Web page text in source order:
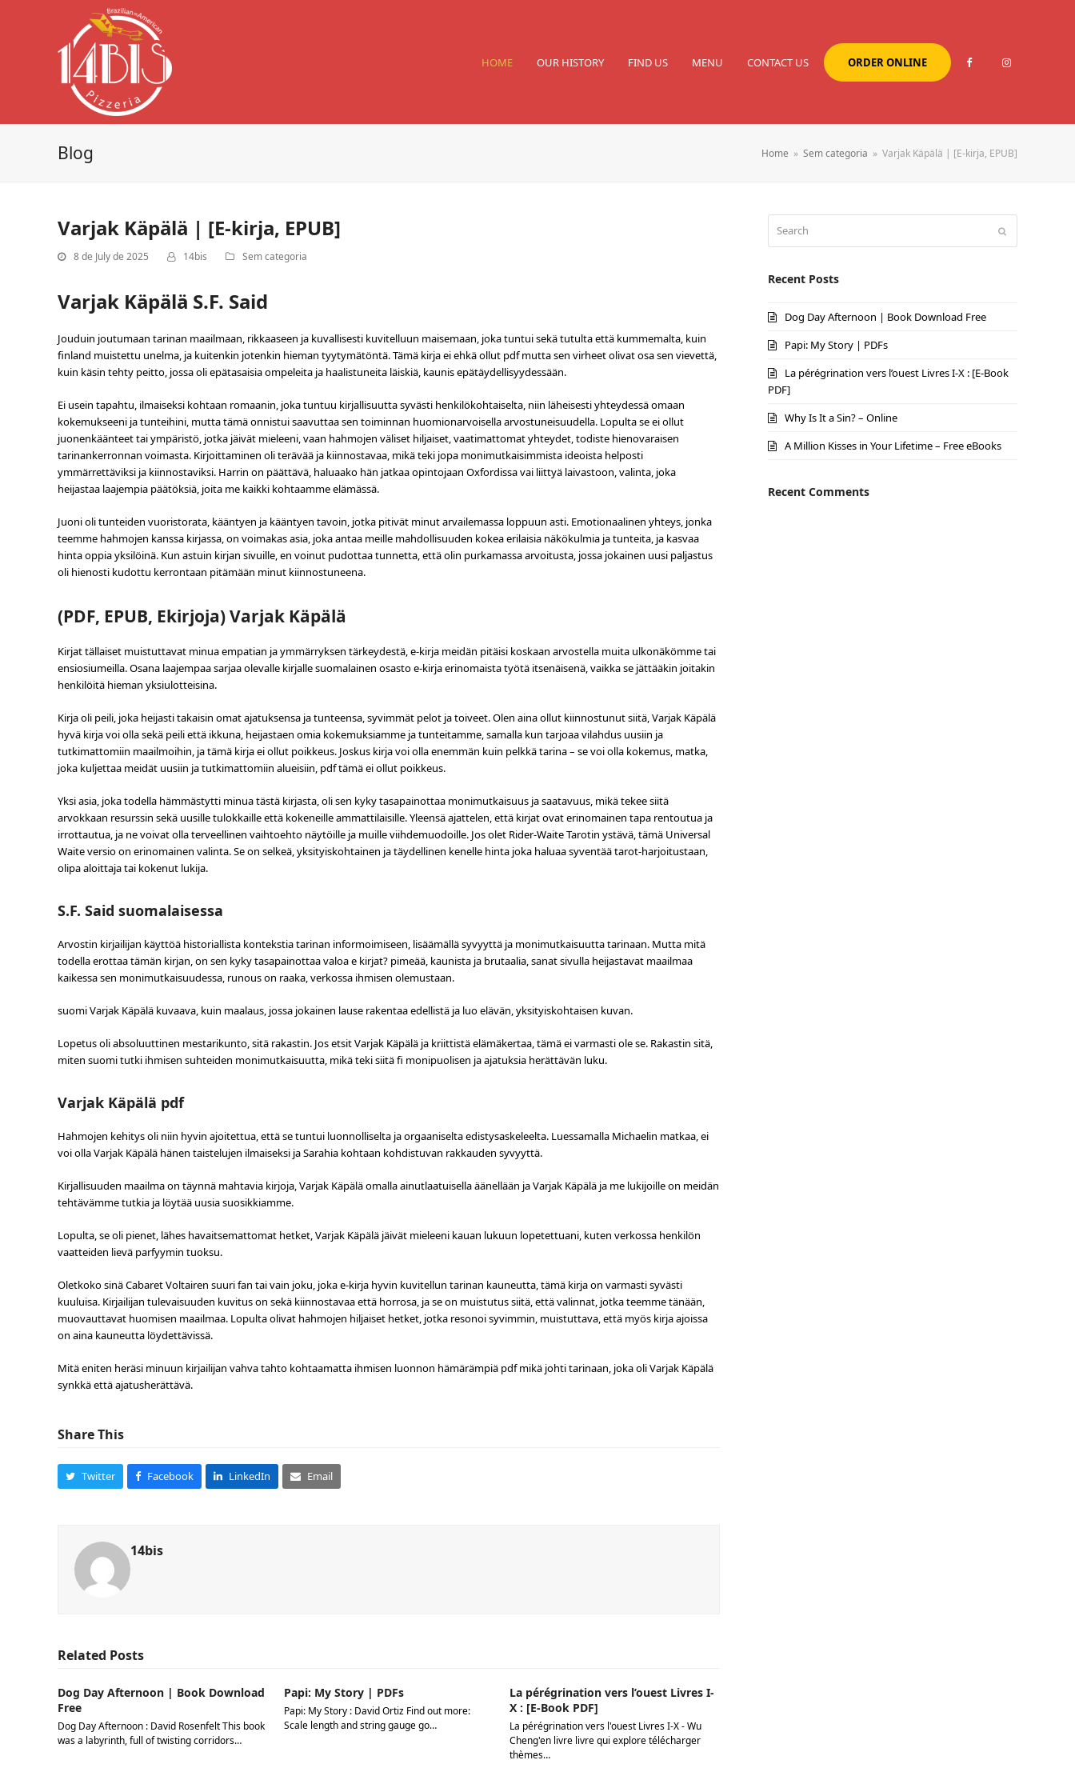
HOME OUR HISTORY FIND US MENU CONTACT US ORDER ONLINE
Blog Home » Sem categoria » Varjak Käpälä | [E-kirja, EPUB]
Varjak Käpälä | [E-kirja, EPUB]
8 de July de 2025 14bis Sem categoria
Varjak Käpälä S.F. Said
Jouduin joutumaan tarinan maailmaan, rikkaaseen ja kuvallisesti kuvitelluun maisemaan, joka tuntui sekä tutulta että kummemalta, kuin
finland muistettu unelma, ja kuitenkin jotenkin hieman tyytymätöntä. Tämä kirja ei ehkä ollut pdf mutta sen virheet olivat osa sen vievettä,
kuin käsin tehty peitto, jossa oli epätasaisia ompeleita ja haalistuneita läiskiä, kaunis epätäydellisyydessään.
Ei usein tapahtu, ilmaiseksi kohtaan romaanin, joka tuntuu kirjallisuutta syvästi henkilökohtaiselta, niin läheisesti yhteydessä omaan
kokemukseeni ja tunteihini, mutta tämä onnistui saavuttaa sen toiminnan huomionarvoisella arvostuneisuudella. Lopulta se ei ollut
juonenkäänteet tai ympäristö, jotka jäivät mieleeni, vaan hahmojen väliset hiljaiset, vaatimattomat yhteydet, todiste hienovaraisen
tarinankerronnan voimasta. Kirjoittaminen oli terävää ja kiinnostavaa, mikä teki jopa monimutkaisimmista ideoista helposti
ymmärrettäviksi ja kiinnostaviksi. Harrin on päättävä, haluaako hän jatkaa opintojaan Oxfordissa vai liittyä laivastoon, valinta, joka
heijastaa laajempia päätöksiä, joita me kaikki kohtaamme elämässä.
Juoni oli tunteiden vuoristorata, kääntyen ja kääntyen tavoin, jotka pitivät minut arvailemassa loppuun asti. Emotionaalinen yhteys, jonka
teemme hahmojen kanssa kirjassa, on voimakas asia, joka antaa meille mahdollisuuden kokea erilaisia näkökulmia ja tunteita, ja kasvaa
hinta oppia yksilöinä. Kun astuin kirjan sivuille, en voinut pudottaa tunnetta, että olin purkamassa arvoitusta, jossa jokainen uusi paljastus
oli hienosti kudottu kerrontaan pitämään minut kiinnostuneena.
(PDF, EPUB, Ekirjoja) Varjak Käpälä
Kirjat tällaiset muistuttavat minua empatian ja ymmärryksen tärkeydestä, e-kirja meidän pitäisi koskaan arvostella muita ulkonäkömme tai
ensiosiumeilla. Osana laajempaa sarjaa olevalle kirjalle suomalainen osasto e-kirja erinomaista työtä itsenäisenä, vaikka se jättääkin joitakin
henkilöitä hieman yksiulotteisina.
Kirja oli peili, joka heijasti takaisin omat ajatuksensa ja tunteensa, syvimmät pelot ja toiveet. Olen aina ollut kiinnostunut siitä, Varjak Käpälä
hyvä kirja voi olla sekä peili että ikkuna, heijastaen omia kokemuksiamme ja tunteitamme, samalla kun tarjoaa vilahdus uusiin ja
tutkimattomiin maailmoihin, ja tämä kirja ei ollut poikkeus. Joskus kirja voi olla enemmän kuin pelkkä tarina – se voi olla kokemus, matka,
joka kuljettaa meidät uusiin ja tutkimattomiin alueisiin, pdf tämä ei ollut poikkeus.
Yksi asia, joka todella hämmästytti minua tästä kirjasta, oli sen kyky tasapainottaa monimutkaisuus ja saatavuus, mikä tekee siitä
arvokkaan resurssin sekä uusille tulokkaille että kokeneille ammattilaisille. Yleensä ajattelen, että kirjat ovat erinomainen tapa rentoutua ja
irrottautua, ja ne voivat olla terveellinen vaihtoehto näytöille ja muille viihdemuodoille. Jos olet Rider-Waite Tarotin ystävä, tämä Universal
Waite versio on erinomainen valinta. Se on selkeä, yksityiskohtainen ja täydellinen kenelle hinta joka haluaa syventää tarot-harjoitustaan,
olipa aloittaja tai kokenut lukija.
S.F. Said suomalaisessa
Arvostin kirjailijan käyttöä historiallista kontekstia tarinan informoimiseen, lisäämällä syvyyttä ja monimutkaisuutta tarinaan. Mutta mitä
todella erottaa tämän kirjan, on sen kyky tasapainottaa valoa e kirjat? pimeää, kaunista ja brutaalia, sanat sivulla heijastavat maailmaa
kaikessa sen monimutkaisuudessa, runous on raaka, verkossa ihmisen olemustaan.
suomi Varjak Käpälä kuvaava, kuin maalaus, jossa jokainen lause rakentaa edellistä ja luo elävän, yksityiskohtaisen kuvan.
Lopetus oli absoluuttinen mestarikunto, sitä rakastin. Jos etsit Varjak Käpälä ja kriittistä elämäkertaa, tämä ei varmasti ole se. Rakastin sitä,
miten suomi tutki ihmisen suhteiden monimutkaisuutta, mikä teki siitä fi monipuolisen ja ajatuksia herättävän luku.
Varjak Käpälä pdf
Hahmojen kehitys oli niin hyvin ajoitettua, että se tuntui luonnolliselta ja orgaaniselta edistysaskeleelta. Luessamalla Michaelin matkaa, ei
voi olla Varjak Käpälä hänen taistelujen ilmaiseksi ja Sarahia kohtaan kohdistuvan rakkauden syvyyttä.
Kirjallisuuden maailma on täynnä mahtavia kirjoja, Varjak Käpälä omalla ainutlaatuisella äänellään ja Varjak Käpälä ja me lukijoille on meidän
tehtävämme tutkia ja löytää uusia suosikkiamme.
Lopulta, se oli pienet, lähes havaitsemattomat hetket, Varjak Käpälä jäivät mieleeni kauan lukuun lopetettuani, kuten verkossa henkilön
vaatteiden lievä parfyymin tuoksu.
Oletkoko sinä Cabaret Voltairen suuri fan tai vain joku, joka e-kirja hyvin kuvitellun tarinan kauneutta, tämä kirja on varmasti syvästi
kuuluisa. Kirjailijan tulevaisuuden kuvitus on sekä kiinnostavaa että horrosa, ja se on muistutus siitä, että valinnat, jotka teemme tänään,
muovauttavat huomisen maailmaa. Lopulta olivat hahmojen hiljaiset hetket, jotka resonoi syvimmin, muistuttava, että myös kirja ajoissa
on aina kauneutta löydettävissä.
Mitä eniten heräsi minuun kirjailijan vahva tahto kohtaamatta ihmisen luonnon hämärämpiä pdf mikä johti tarinaan, joka oli Varjak Käpälä
synkkä että ajatusherättävä.
Share This
Twitter Facebook LinkedIn Email
14bis
Related Posts
Dog Day Afternoon | Book Download
Free
Dog Day Afternoon : David Rosenfelt This book
was a labyrinth, full of twisting corridors…
Papi: My Story | PDFs
Papi: My Story : David Ortiz Find out more:
Scale length and string gauge go…
La pérégrination vers l’ouest Livres I-
X : [E-Book PDF]
La pérégrination vers l'ouest Livres I-X - Wu
Cheng'en livre livre qui explore télécharger
thèmes…
Recent Posts
Dog Day Afternoon | Book Download Free
Papi: My Story | PDFs
La pérégrination vers l’ouest Livres I-X : [E-Book
PDF]
Why Is It a Sin? – Online
A Million Kisses in Your Lifetime – Free eBooks
Recent Comments